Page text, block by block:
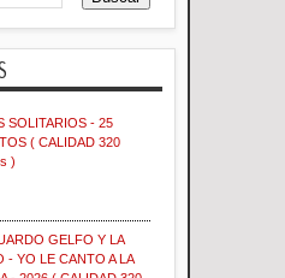
SOLITARIOS - 25
( CALIDAD 320
)
GELFO Y LA
- YO LE CANTO A LA